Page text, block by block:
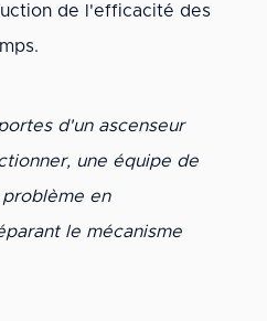
de l'efficacité des
d'un ascenseur
une équipe de
en
le mécanisme